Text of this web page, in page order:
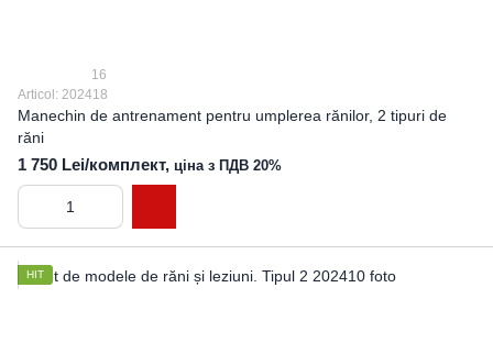
16
Articol: 202418
Manechin de antrenament pentru umplerea rănilor, 2 tipuri de
răni
1 750 Lei/комплект, ціна з ПДВ 20%
HIT